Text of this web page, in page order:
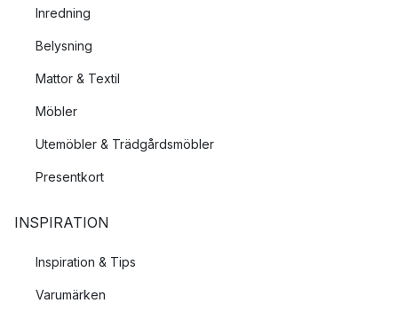
Inredning
Belysning
Mattor & Textil
Möbler
Utemöbler & Trädgårdsmöbler
Presentkort
INSPIRATION
Inspiration & Tips
Varumärken